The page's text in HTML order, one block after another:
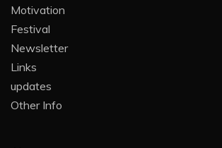
Motivation
Festival
Newsletter
Links
updates
Other Info